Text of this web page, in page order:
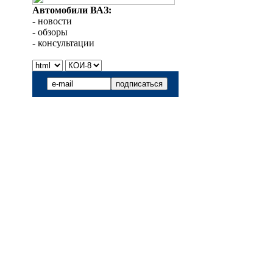
Автомобили ВАЗ:
- новости
- обзоры
- консультации